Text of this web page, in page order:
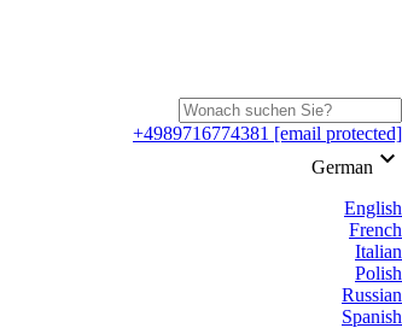
+4989716774381 [email protected]
German keyboard_arrow_down
English
French
Italian
Polish
Russian
Spanish